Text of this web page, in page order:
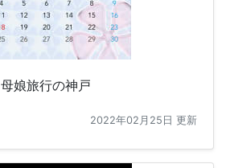
母娘旅行の神戸
2022年02月25日 更新